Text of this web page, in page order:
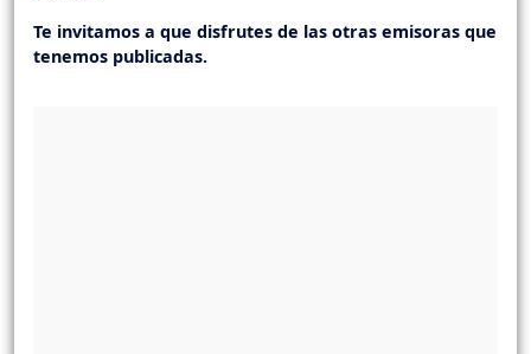
Te invitamos a que disfrutes de las otras emisoras que
tenemos publicadas.